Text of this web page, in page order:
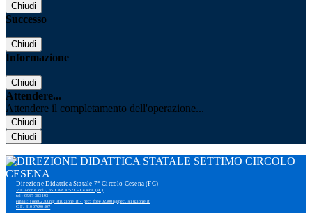
Chiudi
Successo
Chiudi
Informazione
Chiudi
Attendere...
Attendere il completamento dell'operazione...
Chiudi
Chiudi
Direzione Didattica Statale 7° Circolo Cesena (FC)
Via Adone Zoli, 35 CAP 47521 - Cesena (FC)
tel: 0547-383193
email: foee02300r@istruzione.it - pec: foee02300r@pec.istruzione.it
C.F. 81007690407